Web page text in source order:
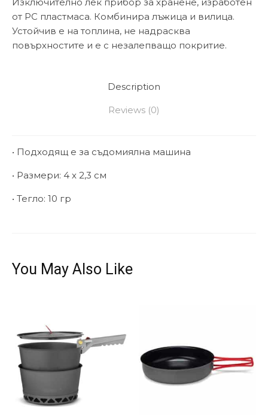
от PC пластмаса. Комбинира лъжица и вилица.
Устойчив е на топлина, не надрасква
повърхностите и е с незалепващо покритие.
Description
Reviews (0)
• Подходящ е за съдомиялна машина
• Размери: 4 х 2,3 см
• Тегло: 10 гр
You May Also Like